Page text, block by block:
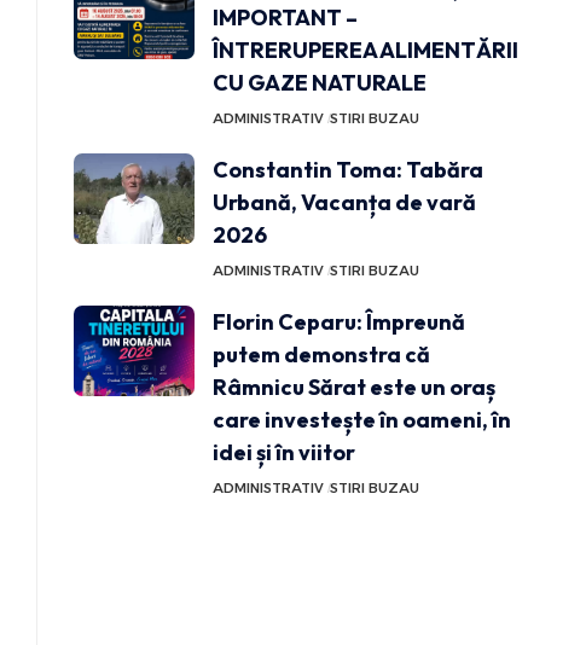
IMPORTANT –
ÎNTRERUPEREA ALIMENTĂRII
CU GAZE NATURALE
ADMINISTRATIV STIRI BUZAU
Constantin Toma: Tabăra
Urbană, Vacanța de vară
2026
ADMINISTRATIV STIRI BUZAU
Florin Ceparu: Împreună
putem demonstra că
Râmnicu Sărat este un oraș
care investește în oameni, în
idei și în viitor
ADMINISTRATIV STIRI BUZAU